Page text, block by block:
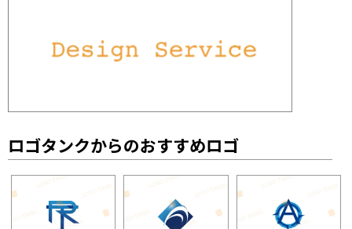
ロゴタンクからのおすすめロゴ